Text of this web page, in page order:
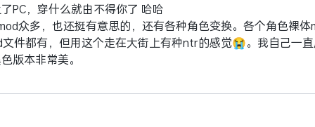
PC，穿什么就由不得你了 哈哈
众多，也还挺有意思的，还有各种角色变换。各个角色裸体
件都有，但用这个走在大街上有种ntr的感觉😭。我自己一
版本非常美。